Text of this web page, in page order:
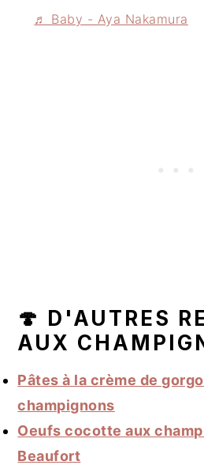
♬ Baby - Aya Nakamura
🍄 D'AUTRES
AUX
Pâtes à la crème de
champignons
Oeufs cocotte aux
Beaufort